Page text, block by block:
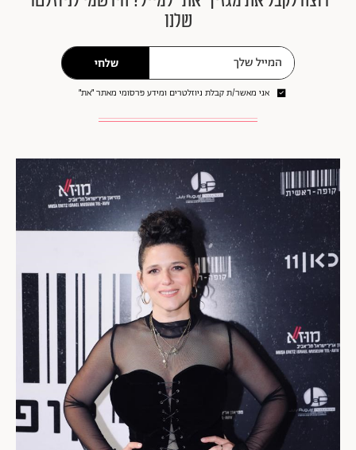
שלנו
שלחי
אני מאשר/ת קבלת ניוזלטרים ומידע פרסומי מאתר ״את״